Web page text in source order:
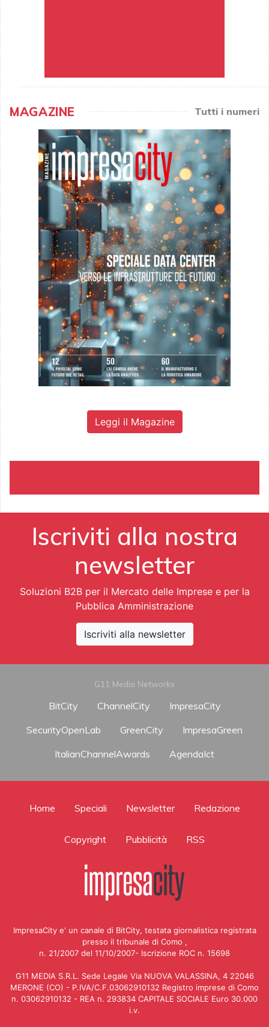
MAGAZINE Tutti i numeri
Leggi il Magazine
Iscriviti alla nostra
newsletter
Soluzioni B2B per il Mercato delle Imprese e per la
Pubblica Amministrazione
Iscriviti alla newsletter
G11 Media Networks
BitCity ChannelCity
ImpresaCity
SecurityOpenLab
GreenCity
ImpresaGreen
ItalianChannelAwards
AgendaIct
Home Speciali Newsletter Redazione
Copyright Pubblicità RSS
ImpresaCity e' un canale di BitCity, testata giornalistica registrata
presso il tribunale di Como ,
n. 21/2007 del 11/10/2007- Iscrizione ROC n. 15698
G11 MEDIA S.R.L. Sede Legale Via NUOVA VALASSINA, 4 22046
MERONE (CO) - P.IVA/C.F.03062910132 Registro imprese di Como
n. 03062910132 - REA n. 293834 CAPITALE SOCIALE Euro 30.000
i.v.